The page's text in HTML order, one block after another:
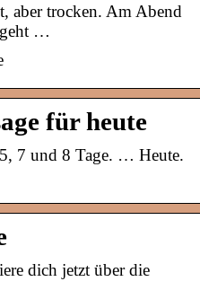
aber trocken. Am Abend
geht …
für heute
7 und 8 Tage. … Heute.
dich jetzt über die